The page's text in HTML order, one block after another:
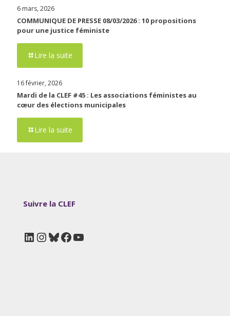
6 mars, 2026
COMMUNIQUE DE PRESSE 08/03/2026 : 10 propositions
pour une justice féministe
Lire la suite
16 février, 2026
Mardi de la CLEF #45 : Les associations féministes au
cœur des élections municipales
Lire la suite
Suivre la CLEF
LinkedIn
Instagram
Bluesky
Facebook
YouTube